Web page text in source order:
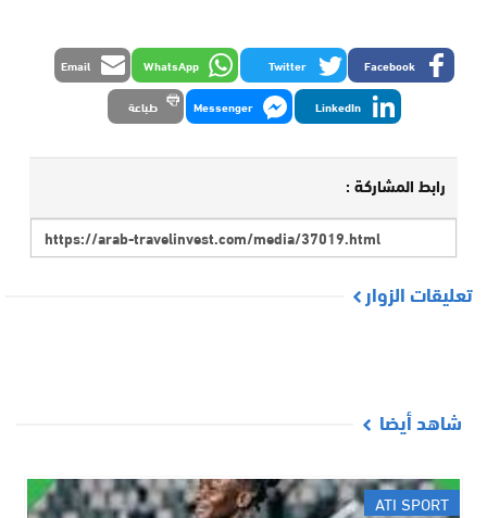
Facebook
Twitter
WhatsApp
Email
LinkedIn
Messenger طباعة
رابط المشاركة :
تعليقات الزوار
شاهد أيضا
ATI SPORT